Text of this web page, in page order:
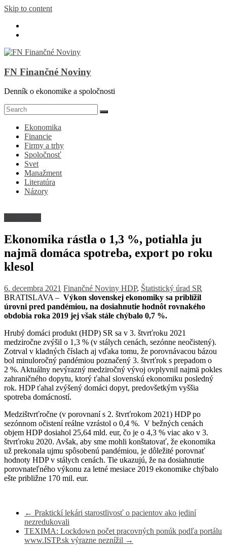
Skip to content
FN Finančné Noviny
Denník o ekonomike a spoločnosti
Ekonomika
Financie
Firmy a trhy
Spoločnosť
Svet
Manažment
Literatúra
Názory
Ekonomika rástla o 1,3 %, potiahla ju
najmä domáca spotreba, export po roku
klesol
6. decembra 2021 Finančné Noviny HDP, Štatistický úrad SR
BRATISLAVA – Výkon slovenskej ekonomiky sa priblížil
úrovni pred pandémiou, na dosiahnutie hodnôt rovnakého
obdobia roka 2019 jej však stále chýbalo 0,7 %.
Hrubý domáci produkt (HDP) SR sa v 3. štvrťroku 2021
medziročne zvýšil o 1,3 % (v stálych cenách, sezónne neočistený).
Zotrval v kladných číslach aj vďaka tomu, že porovnávacou bázou
bol minuloročný pandémiou poznačený 3. štvrťrok s prepadom o
2 %. Aktuálny nevýrazný medziročný vývoj ovplyvnil najmä pokles
zahraničného dopytu, ktorý ťahal slovenskú ekonomiku posledný
rok. HDP ťahal zvýšený domáci dopyt, predovšetkým vyššia
spotreba domácností.
Medzištvrťročne (v porovnaní s 2. štvrťrokom 2021) HDP po
sezónnom očistení reálne vzrástol o 0,4 %. V bež­ných cenách
objem HDP dosiahol 25,64 mld. eur, čo je o 4,3 % viac ako v 3.
štvrťroku 2020. Avšak, aby sme mohli konštatovať, že ekonomika
už prekonala ujmu spôsobenú pandémiou, je dôležité porovnať
hodnoty HDP v stálych cenách. Tie ukazujú, že na dosiahnutie
porovnateľného výkonu za letné mesiace 2019 ekonomike chýbalo
ešte približne 170 mil. eur.
← Praktickí lekári starostlivosť o pacientov ako jediní
nezredukovali
TEXIMA: Lockdown počet pracovných ponúk podľa portálu
www.ISTP.sk výrazne neznížil →